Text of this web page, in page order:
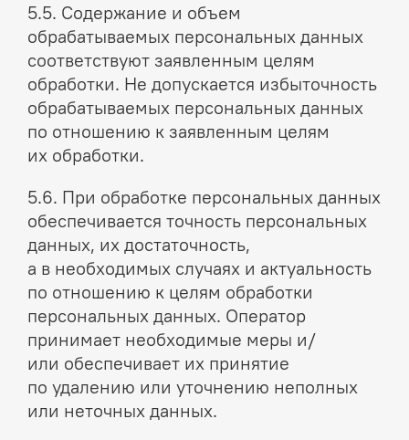
5.5. Содержание и объем
обрабатываемых персональных данных
соответствуют заявленным целям
обработки. Не допускается избыточность
обрабатываемых персональных данных
по отношению к заявленным целям
их обработки.
5.6. При обработке персональных данных
обеспечивается точность персональных
данных, их достаточность,
а в необходимых случаях и актуальность
по отношению к целям обработки
персональных данных. Оператор
принимает необходимые меры и/
или обеспечивает их принятие
по удалению или уточнению неполных
или неточных данных.